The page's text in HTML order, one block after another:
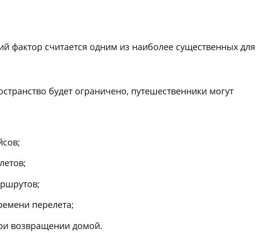
фактор считается одним из наиболее существенных для
будет ограничено, путешественники могут
перелета;
возвращении домой.